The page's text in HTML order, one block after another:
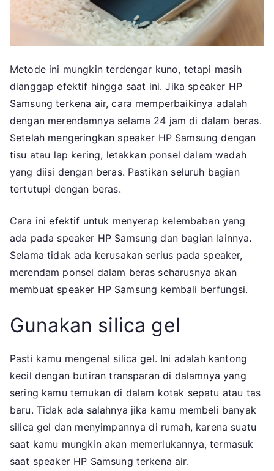
Metode ini mungkin terdengar kuno, tetapi masih
dianggap efektif hingga saat ini. Jika speaker HP
Samsung terkena air, cara memperbaikinya adalah
dengan merendamnya selama 24 jam di dalam beras.
Setelah mengeringkan speaker HP Samsung dengan
tisu atau lap kering, letakkan ponsel dalam wadah
yang diisi dengan beras. Pastikan seluruh bagian
tertutupi dengan beras.
Cara ini efektif untuk menyerap kelembaban yang
ada pada speaker HP Samsung dan bagian lainnya.
Selama tidak ada kerusakan serius pada speaker,
merendam ponsel dalam beras seharusnya akan
membuat speaker HP Samsung kembali berfungsi.
Gunakan silica gel
Pasti kamu mengenal silica gel. Ini adalah kantong
kecil dengan butiran transparan di dalamnya yang
sering kamu temukan di dalam kotak sepatu atau tas
baru. Tidak ada salahnya jika kamu membeli banyak
silica gel dan menyimpannya di rumah, karena suatu
saat kamu mungkin akan memerlukannya, termasuk
saat speaker HP Samsung terkena air.